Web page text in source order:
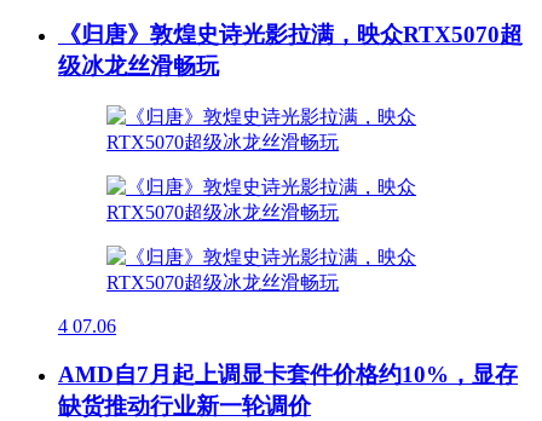
《归唐》敦煌史诗光影拉满，映众RTX5070超
级冰龙丝滑畅玩
4 07.06
AMD自7月起上调显卡套件价格约10%，显存
缺货推动行业新一轮调价